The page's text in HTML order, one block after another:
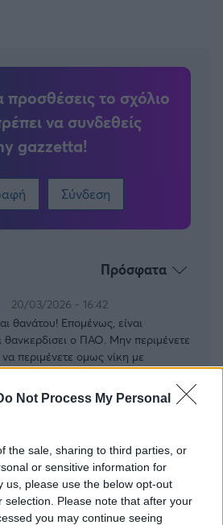
Not Process My Personal
the sale, sharing to third parties, or
or sensitive information for
us, please use the below opt-out
selection. Please note that after your
you may continue seeing
προσθέσεις το σχόλιο
να συνδεθείς
gazzetta!
Σύνδεση
Πρόσφατα
20/03/2026 - 16:42
θανάτου! Επομένως, είναι
θανκερδισει ο ΠΑΟ. Μην περιμένετε
περιμένετε ομως νίκη με
τρόπο. Η λογικη δείχνει μια
Τα χθεσινά αποτελέσματα δεν
αλλα θεωρώ πως επειδη κάθε
σε τι ενεργεια θα πρεπει να
4, η κατακτηση ειναι βέβαιη
1 Likes Απαντήσεις